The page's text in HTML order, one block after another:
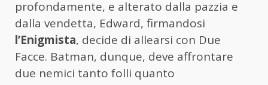
profondamente, e alterato dalla pazzia e
dalla vendetta, Edward, firmandosi
l’Enigmista, decide di allearsi con Due
Facce. Batman, dunque, deve affrontare
due nemici tanto folli quanto